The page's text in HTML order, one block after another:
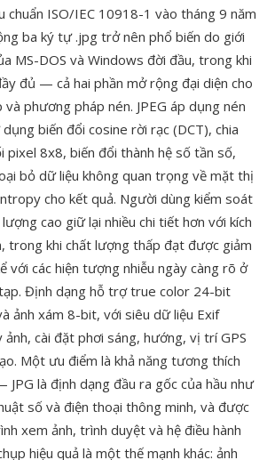
chuẩn ISO/IEC 10918-1 vào tháng 9 năm
ba ký tự .jpg trở nên phổ biến do giới
MS-DOS và Windows đời đầu, trong khi
đủ — cả hai phần mở rộng đại diện cho
phương pháp nén. JPEG áp dụng nén
biến đổi cosine rời rạc (DCT), chia
pixel 8x8, biến đổi thành hệ số tần số,
bỏ dữ liệu không quan trọng về mặt thị
cho kết quả. Người dùng kiểm soát
cao giữ lại nhiều chi tiết hơn với kích
trong khi chất lượng thấp đạt được giảm
với các hiện tượng nhiễu ngày càng rõ ở
Định dạng hỗ trợ true color 24-bit
ảnh xám 8-bit, với siêu dữ liệu Exif
ảnh, cài đặt phơi sáng, hướng, vị trí GPS
Một ưu điểm là khả năng tương thích
là định dạng đầu ra gốc của hầu như
số và điện thoại thông minh, và được
xem ảnh, trình duyệt và hệ điều hành
hiệu quả là một thế mạnh khác: ảnh